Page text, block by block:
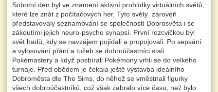
Sobotní den byl ve znamení aktivní prohlídky virtuálních světů,
které lze znát z počítačových her. Tyto světy zároveň
představovaly seznamování se společností Dobrosvěta i se
zákoutími jejich neuro-psycho synapsí. První rozcvičkou byl
svět hadů, kdy se navzájem pojídali a propojovali. Po sepsání
a vylosování přání a tužeb se dobroúčastníci stali
Pokémastery a když posbírali Pokémony vrhli se do velkého
turnaje. Před obědem je čekala ještě výstavba ideálního
Dobroměsta dle The Sims, do něhož se vměstnali figurky
všech dobroúčastníků, což však zabralo více času, než bylo